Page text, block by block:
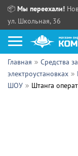
📦 Мы переехали!
ул. Школьная, 36
Как купить?
Прайс-листы
Главная Средства
электроустановках
ШОУ
Штанга